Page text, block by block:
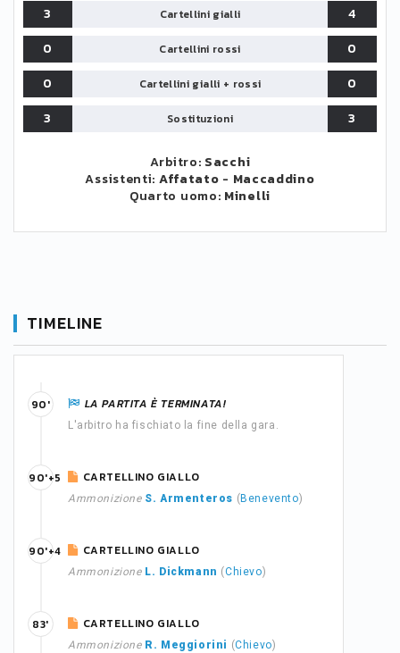
3
Cartellini gialli
4
0
Cartellini rossi
0
0
Cartellini gialli + rossi
0
3
Sostituzioni 3
Arbitro: Sacchi
Assistenti: Affatato - Maccaddino
Quarto uomo: Minelli
TIMELINE
LA PARTITA È TERMINATA!
L'arbitro ha fischiato la fine della gara.
90'
CARTELLINO GIALLO
Ammonizione S. Armenteros ( Benevento)
90'+5
CARTELLINO GIALLO
Ammonizione L. Dickmann (Chievo)
90'+4
CARTELLINO GIALLO
Ammonizione R. Meggiorini (Chievo)
83'